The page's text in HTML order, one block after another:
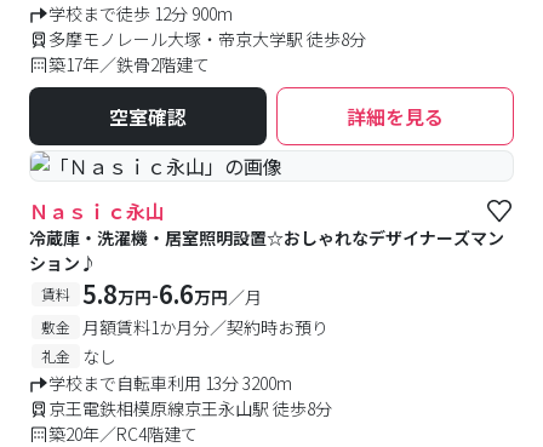
学校まで徒歩 12分 900m
多摩モノレール大塚・帝京大学駅 徒歩8分
築17年／鉄骨2階建て
空室確認 詳細を見る
Ｎａｓｉｃ永山
冷蔵庫・洗濯機・居室照明設置☆おしゃれなデザイナーズマン
ション♪
賃料 5.8万円-6.6万円／月
敷金 月額賃料1か月分／契約時お預り
礼金
なし
学校まで自転車利用 13分 3200m
京王電鉄相模原線京王永山駅 徒歩8分
築20年／RC4階建て